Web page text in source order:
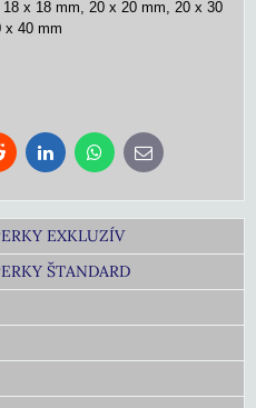
x 18 mm, 20 x 20 mm, 20 x 30
x 40 mm
LinkedInWhatsApp
E-
mail
EXKLUZÍV
ŠTANDARD